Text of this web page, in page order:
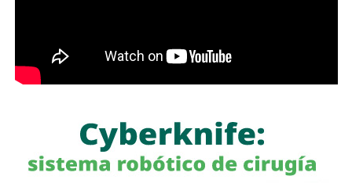
insumos incluidos, lo que beneficiará principalmente a
madres y padres de familia, personas adultas mayores y
comunitarios en favor del bienestar social.